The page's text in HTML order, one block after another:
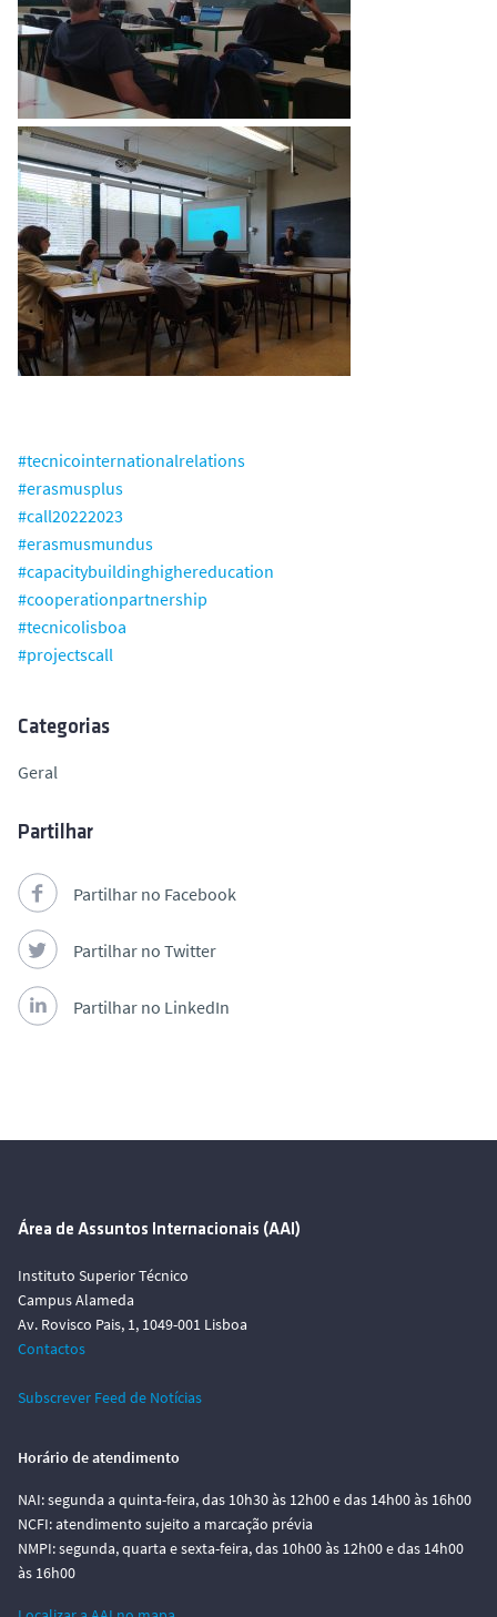
#tecnicointernationalrelations
#erasmusplus
#call20222023
#erasmusmundus
#capacitybuildinghighereducation
#cooperationpartnership
#tecnicolisboa
#projectscall
Categorias
Geral
Partilhar
Partilhar no Facebook
Partilhar no Twitter
Partilhar no LinkedIn
Área de Assuntos Internacionais (AAI)
Instituto Superior Técnico
Campus Alameda
Av. Rovisco Pais, 1, 1049-001 Lisboa
Contactos
Subscrever Feed de Notícias
Horário de atendimento
NAI: segunda a quinta-feira, das 10h30 às 12h00 e das 14h00 às 16h00
NCFI: atendimento sujeito a marcação prévia
NMPI: segunda, quarta e sexta-feira, das 10h00 às 12h00 e das 14h00
às 16h00